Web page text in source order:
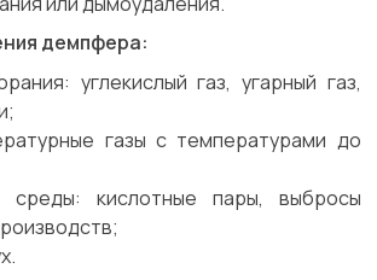
демпфера:
углекислый газ, угарный газ,
газы с температурами до
среды: кислотные пары, выбросы